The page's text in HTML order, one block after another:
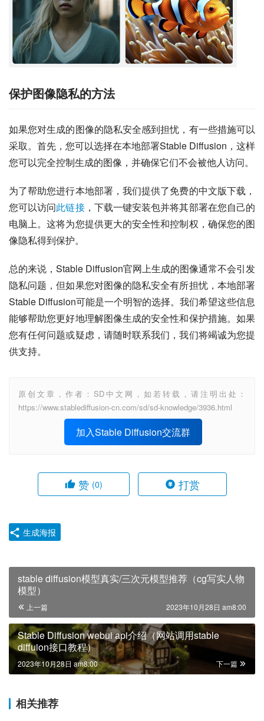
保护图像隐私的方法
如果您对生成的图像的隐私安全感到担忧，有一些措施可以
采取。首先，您可以选择在本地部署Stable Diffusion，这样
您可以完全控制生成的图像，并确保它们不会被他人访问。
为了帮助您进行本地部署，我们提供了免费的中文版下载，
您可以访问此链接，下载一键安装包并将其部署在您自己的
电脑上。这将为您提供更大的安全性和控制权，确保您的图
像隐私得到保护。
总的来说，Stable Diffusion官网上生成的图像通常不会引发
隐私问题，但如果您对图像的隐私安全有所担忧，本地部署
Stable Diffusion可能是一个明智的选择。我们希望这些信息
能够帮助您更好地理解图像生成的安全性和保护措施。如果
您有任何问题或疑虑，请随时联系我们，我们将竭诚为您提
供支持。
原创文章，作者：SD中文网，如若转载，请注明出处：
https://www.stablediffusion-cn.com/sd/sd-knowledge/3936.html
加入Stable Diffusion交流群
赞 (0) 打赏
生成海报
stable diffusion模型真实/三次元模型推荐（cg写实人物
模型）
上一篇 2023年10月28日 am8:00
Stable Diffusion webui api介绍（网站调用stable
diffuion接口教程）
下一篇
2023年10月28日 am8:00
相关推荐